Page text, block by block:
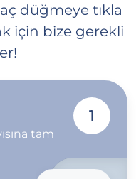
düğmeye tıkla
için bize gerekli
tam
1